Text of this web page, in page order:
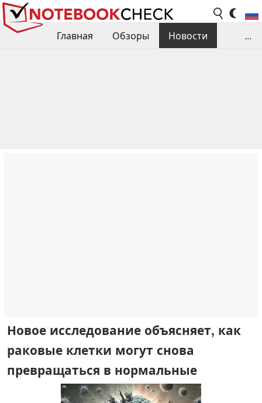
Главная Обзоры
Новости
...
Новое исследование объясняет, как
раковые клетки могут снова
превращаться в нормальные